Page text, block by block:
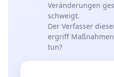
Veränderungen
schweigt.
Der Verfasser
ergriff
tun?